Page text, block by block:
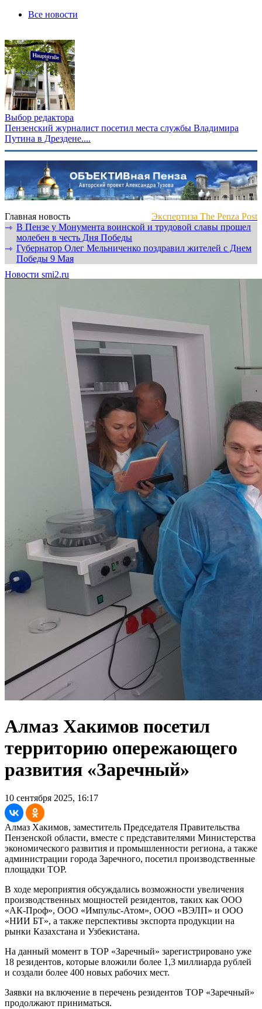
Все новости
Выбор редактора
Пензенский журналист посетил места службы Владимира
Путина в Дрездене....
Главная новость
Экспертиза The Penza Post
⇾ В Пензе у Монумента воинской и трудовой славы прошел
молебен в честь Дня Победы
⇾ Губернатор Олег Мельниченко поздравил жителей с Днем
Победы 9 Мая
Новости smi2.ru
Алмаз Хакимов посетил
территорию опережающего
развития «Заречный»
10 сентября 2025, 16:17
Алмаз Хакимов, заместитель Председателя Правительства
Пензенской области, вместе с представителями Министерства
экономического развития и промышленности региона, а также
администрации города Заречного, посетил производственные
площадки ТОР.
В ходе мероприятия обсуждались возможности увеличения
производственных мощностей резидентов, таких как ООО
«АК-Проф», ООО «Импульс-Атом», ООО «ВЭЛП» и ООО
«НИИ БТ», а также перспективы экспорта продукции на
рынки Казахстана и Узбекистана.
На данный момент в ТОР «Заречный» зарегистрировано уже
18 резидентов, которые вложили более 1,3 миллиарда рублей
и создали более 400 новых рабочих мест.
Заявки на включение в перечень резидентов ТОР «Заречный»
продолжают приниматься.